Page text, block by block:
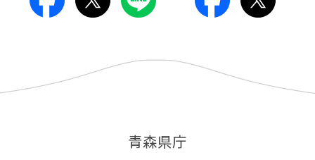
青森県庁